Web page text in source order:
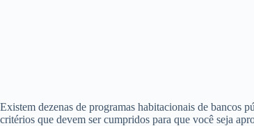
Existem dezenas de programas habitacionais de bancos
critérios que devem ser cumpridos para que você seja